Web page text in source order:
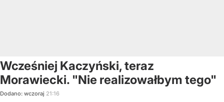
Wcześniej Kaczyński, teraz
Morawiecki. "Nie realizowałbym tego"
Dodano: wczoraj 21:16